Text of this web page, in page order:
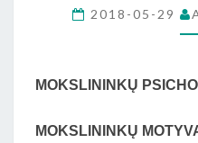
2018-05-29
MOKSLININKŲ
MOKSLININKŲ